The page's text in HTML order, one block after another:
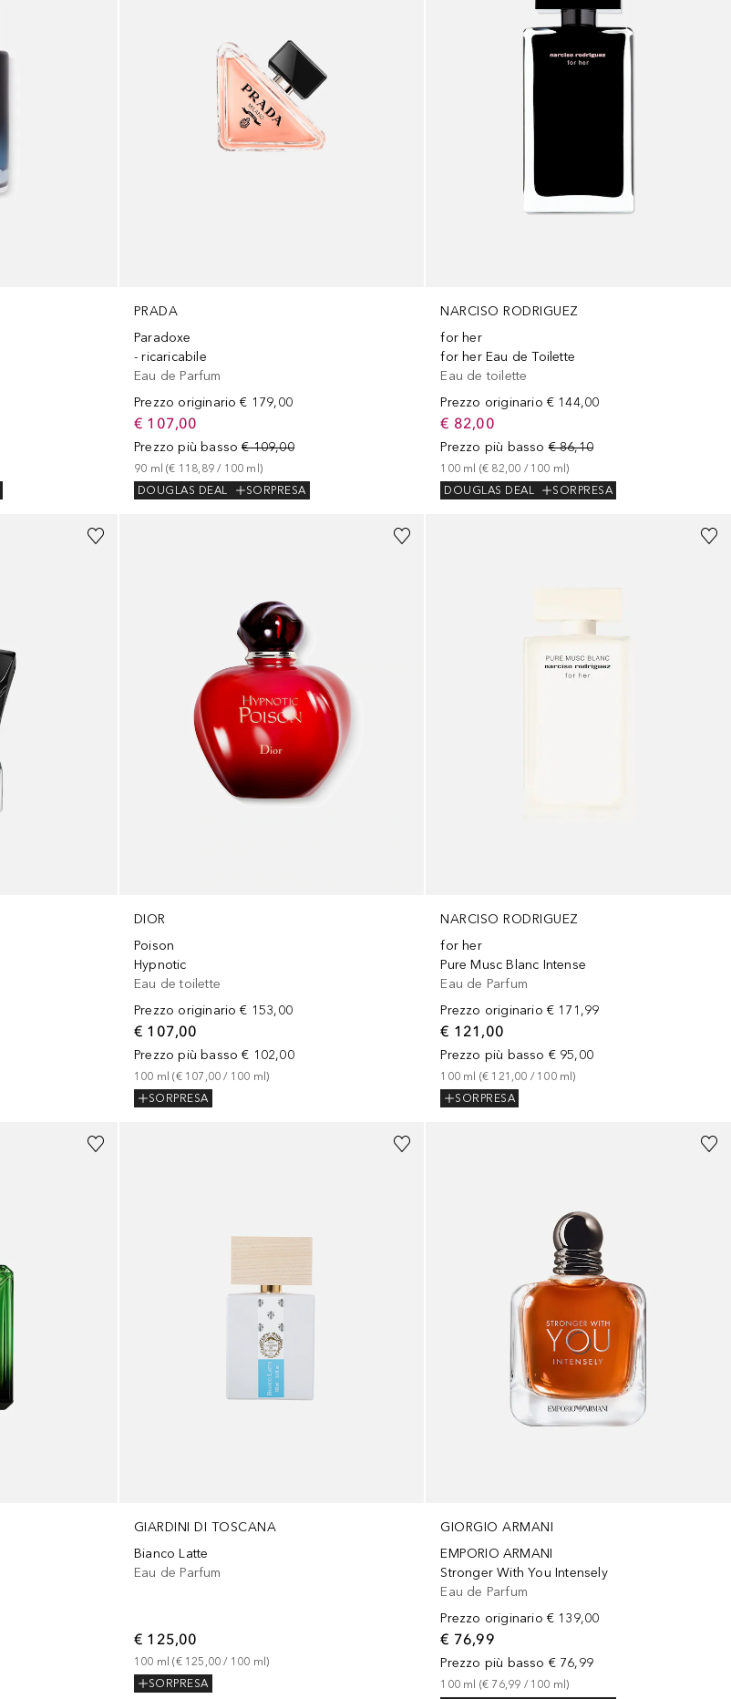
PRADA
Paradoxe
- ricaricabile
Eau de Parfum
Prezzo originario € 179,00
€ 107,00
Prezzo più basso € 109,00
90 ml (€ 118,89 / 100 ml)
DOUGLAS DEAL
SORPRESA
NARCISO RODRIGUEZ
for her
for her Eau de Toilette
Eau de toilette
Prezzo originario € 144,00
€ 82,00
Prezzo più basso € 86,10
100 ml (€ 82,00 / 100 ml)
DOUGLAS DEAL
SORPRESA
DIOR
Poison
Hypnotic
Eau de toilette
Prezzo originario € 153,00
€ 107,00
Prezzo più basso € 102,00
100 ml (€ 107,00 / 100 ml )
SORPRESA
NARCISO RODRIGUEZ
for her
Pure Musc Blanc Intense
Eau de Parfum
Prezzo originario € 171,99
€ 121,00
Prezzo più basso € 95,00
100 ml (€ 121,00 / 100 ml)
SORPRESA
GIARDINI DI TOSCANA
Bianco Latte
Eau de Parfum
€ 125,00
100 ml (€ 125,00 / 100 ml )
SORPRESA
GIORGIO ARMANI
EMPORIO ARMANI
Stronger With You Intensely
Eau de Parfum
Prezzo originario € 139,00
€ 76,99
Prezzo più basso € 76,99
100 ml (€ 76,99 / 100 ml)